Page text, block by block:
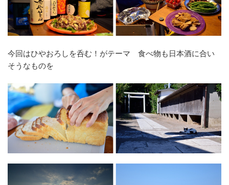
今回はひやおろしを呑む！がテーマ 食べ物も日本酒に合い
そうなものを